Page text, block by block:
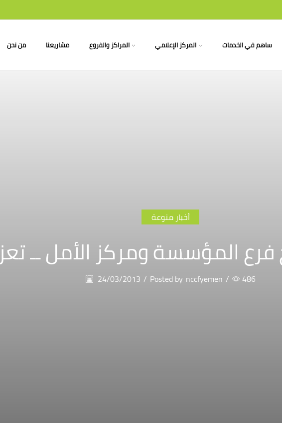
من نحن مشاريعنا المراكز والفروع المركز الإعلامي ساهم في الخدمات
أخبار منوعة
فرع المؤسسة ومركز الأمل ــ تعز
24/03/2013 / Posted by nccfyemen / 486